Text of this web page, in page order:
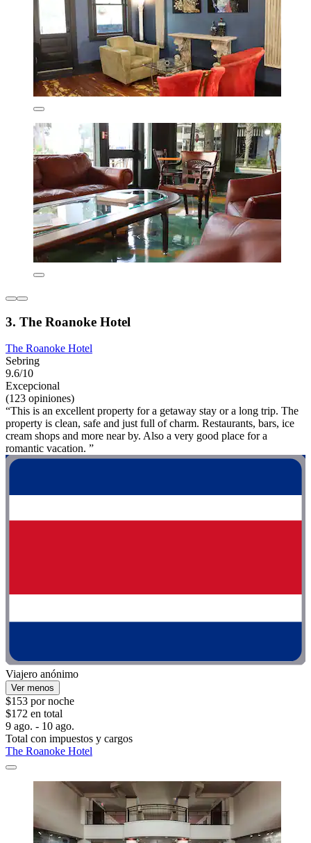
3. The Roanoke Hotel
The Roanoke Hotel
Sebring
9.6/10
Excepcional
(123 opiniones)
“This is an excellent property for a getaway stay or a long trip. The
property is clean, safe and just full of charm. Restaurants, bars, ice
cream shops and more near by. Also a very good place for a
romantic vacation. ”
Viajero anónimo
Ver menos
$153 por noche
$172 en total
9 ago. - 10 ago.
Total con impuestos y cargos
The Roanoke Hotel